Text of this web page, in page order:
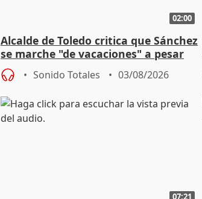
02:00
Alcalde de Toledo critica que Sánchez
se marche "de vacaciones" a pesar
de la crisis migratoria
Sonido Totales 03/08/2026
07:21